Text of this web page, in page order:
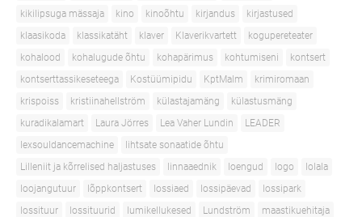
kikilipsuga mässaja
kino kinoõhtu kirjandus
kirjastused
klaasikoda
klassikatäht klaver Klaverikvartett
kogupereteater
kohalood
kohalugude õhtu kohapärimus kohtumiseni
kontsert
kontserttassikeseteega
Kostüümipidu KptMalm
krimiromaan
krispoiss
kristiinahellström külastajamäng
külastusmäng
kuradikalamart
Laura Jörres Lea Vaher Lundin
LEADER
lexsouldancemachine
lihtsate sonaatide õhtu
Lilleniit ja kõrrelised haljastuses
linnaaednik loengud logo
lolala
loojangutuur
lõppkontsert lossiaed lossipäevad
lossipark
lossituur
lossituurid lumikellukesed Lundström
maastikuehitaja